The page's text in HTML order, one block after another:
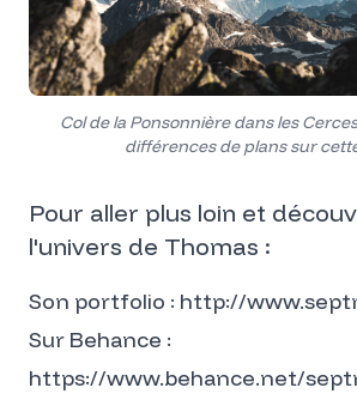
Col de la Ponsonnière dans les
différences de plans sur
Pour aller plus loin et
l'univers de Thomas :
Son portfolio : http://
Sur Behance :
https://www.behance.net/